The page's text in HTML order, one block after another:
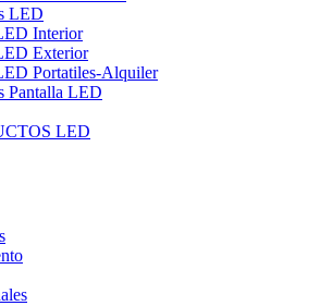
LED
Interior
Exterior
Portatiles-Alquiler
Pantalla LED
LED